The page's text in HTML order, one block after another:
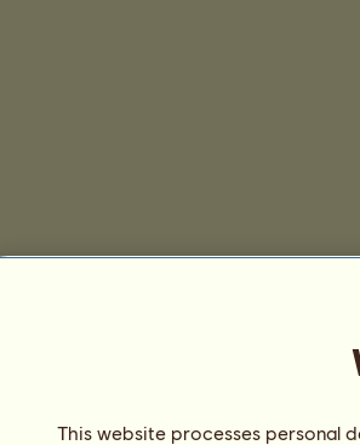
This website processes personal